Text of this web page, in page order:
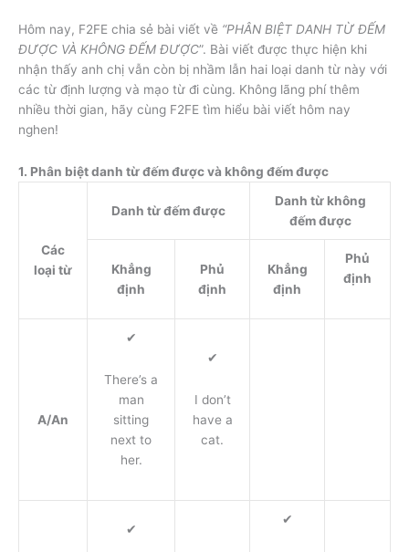
Hôm nay, F2FE chia sẻ bài viết về “PHÂN BIỆT DANH TỪ ĐẾM
ĐƯỢC VÀ KHÔNG ĐẾM ĐƯỢC”. Bài viết được thực hiện khi
nhận thấy anh chị vẫn còn bị nhầm lẫn hai loại danh từ này với
các từ định lượng và mạo từ đi cùng. Không lãng phí thêm
nhiều thời gian, hãy cùng F2FE tìm hiểu bài viết hôm nay
nghen!
1. Phân biệt danh từ đếm được và không đếm được
Các
loại từ
Danh từ đếm được
Danh từ không
đếm được
Khẳng
định
Phủ
định
Khẳng
định
Phủ
định
A/An
✔
There’s a
man
sitting
next to
her.
✔
I don’t
have a
cat.
✔
✔